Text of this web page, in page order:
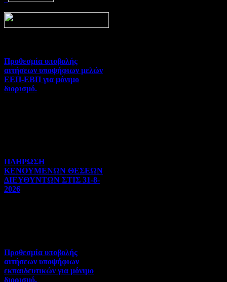
Προθεσμία υποβολής
αιτήσεων υποψήφιων μελών
ΕΕΠ-ΕΒΠ για μόνιμο
διορισμό.
ΠΛΗΡΩΣΗ
ΚΕΝΟΥΜΕΝΩΝ ΘΕΣΕΩΝ
ΔΙΕΥΘΥΝΤΩΝ ΣΤΙΣ 31-8-
2026
Προθεσμία υποβολής
αιτήσεων υποψήφιων
εκπαιδευτικών για μόνιμο
διορισμό.